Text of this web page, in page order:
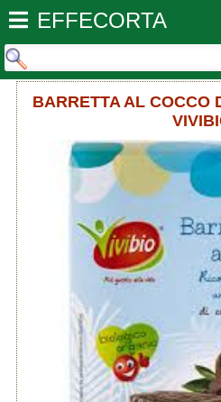
EFFECORTA
BARRETTA AL COCCO